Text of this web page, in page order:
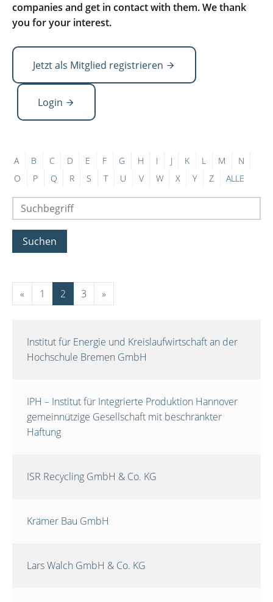
companies and get in contact with them. We thank
you for your interest.
Jetzt als Mitglied registrieren
Login
A B C D E F G H I J K L M
N
O
P Q R S T U V W X Y Z ALLE
Suchen
« 1 2 3 »
Institut für Energie und Kreislaufwirtschaft an der
Hochschule Bremen GmbH
IPH – Institut für Integrierte Produktion Hannover
gemeinnützige Gesellschaft mit beschränkter
Haftung
ISR Recycling GmbH & Co. KG
Krämer Bau GmbH
Lars Walch GmbH & Co. KG